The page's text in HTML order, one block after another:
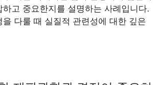
고 중요한지를 설명하는 사례입니다.
다룰 때 실질적 관련성에 대한 깊은